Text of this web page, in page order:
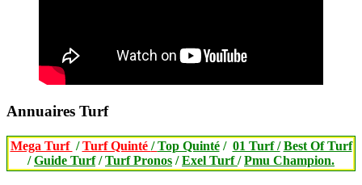
Annuaires Turf
Mega Turf /Turf Quinté /Top Quinté/ 01 Turf / Best Of Turf
/Guide Turf/Turf Pronos /Exel Turf/Pmu Champion.